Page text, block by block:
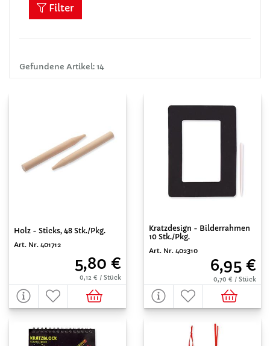
Gefundene Artikel: 14
Filter
Holz - Sticks, 48 Stk./Pkg.
Art. Nr. 401712
5,80 €
0,12 € / Stück
Kratzdesign - Bilderrahmen
10 Stk./Pkg.
Art. Nr. 402310
6,95 €
0,70 € / Stück